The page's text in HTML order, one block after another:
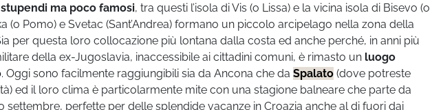
ma poco famosi, tra questi l’isola di Vis (o Lissa) e la vicina isola di Bisevo (o
(o Pomo) e Svetac (Sant’Andrea) formano un piccolo arcipelago nella zona della
per questa loro collocazione più lontana dalla costa ed anche perché, in anni più
della ex-Jugoslavia, inaccessibile ai cittadini comuni, è rimasto un luogo
. Oggi sono facilmente raggiungibili sia da Ancona che da Spalato (dove potreste
ed il loro clima è particolarmente mite con una stagione balneare che parte da
settembre, perfette per delle splendide vacanze in Croazia anche al di fuori dai